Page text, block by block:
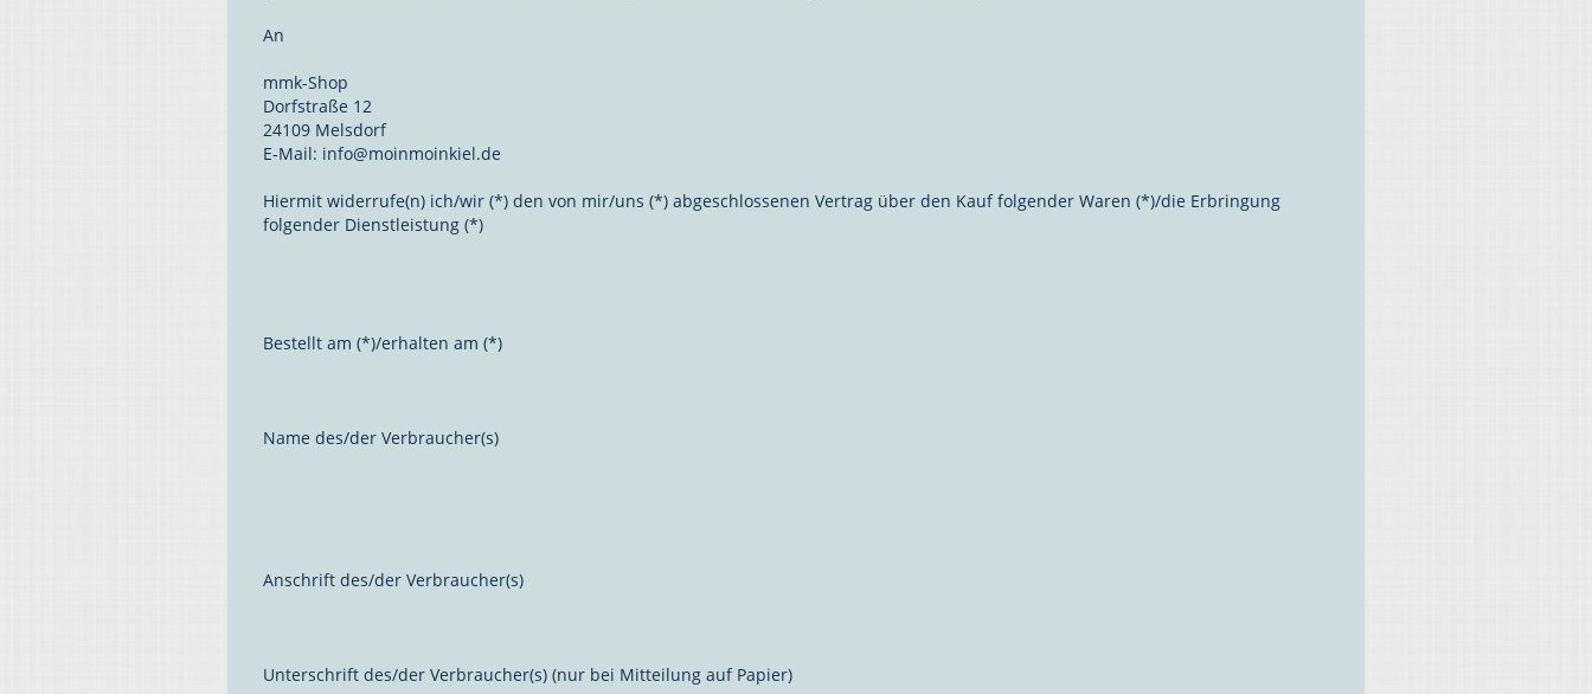
An
mmk-Shop
Dorfstraße 12
24109 Melsdorf
E-Mail: info@moinmoinkiel.de
Hiermit widerrufe(n) ich/wir (*) den von mir/uns (*) abgeschlossenen Vertrag über den Kauf folgender Waren (*)/die Erbringung
folgender Dienstleistung (*)
Bestellt am (*)/erhalten am (*)
Name des/der Verbraucher(s)
Anschrift des/der Verbraucher(s)
Unterschrift des/der Verbraucher(s) (nur bei Mitteilung auf Papier)